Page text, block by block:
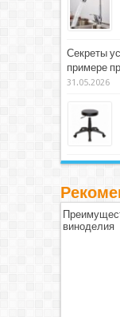
Секреты
примере
31.05.2026
виноделия